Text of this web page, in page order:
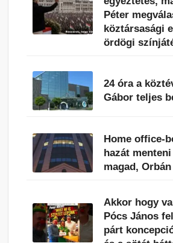
Péter
köztársasági
ördögi
24 óra a
Gábor teljes
Home office-
hazát
magad,
Akkor hogy
Pócs János
párt